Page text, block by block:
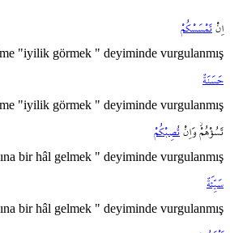
اِنْ تَمْسَسْكُمْ
"iyilik görmek " deyiminde vurgulanmış
حَسَنَةٌ
"iyilik görmek " deyiminde vurgulanmış
تَسُؤْهُمْۘ وَاِنْ تُصِبْكُمْ
bir hâl gelmek " deyiminde vurgulanmış
سَيِّئَةٌ
bir hâl gelmek " deyiminde vurgulanmış